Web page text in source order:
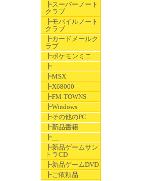
┣スーパーノート
クラブ
┣モバイルノート
クラブ
┣カードメールク
ラブ
┣ポケモンミニ
┣
┣MSX
┣X68000
┣FM-TOWNS
┣Windows
┣その他のPC
┣新品書籍
┣__
┣新品ゲームサン
トラCD
┣新品ゲームDVD
┣ご依頼品